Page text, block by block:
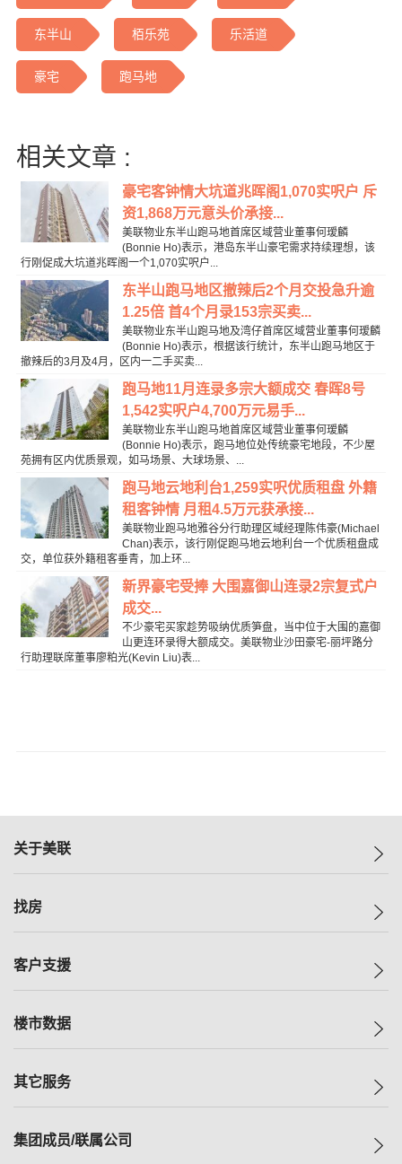
东半山 栢乐苑 乐活道
豪宅 跑马地
相关文章 :
豪宅客钟情大坑道兆晖阁1,070实呎户 斥
资1,868万元意头价承接...
美联物业东半山跑马地首席区域营业董事何瑷麟
(Bonnie Ho)表示，港岛东半山豪宅需求持续理想，该
行刚促成大坑道兆晖阁一个1,070实呎户...
东半山跑马地区撤辣后2个月交投急升逾
1.25倍 首4个月录153宗买卖...
美联物业东半山跑马地及湾仔首席区域营业董事何瑷麟
(Bonnie Ho)表示，根据该行统计，东半山跑马地区于
撤辣后的3月及4月，区内一二手买卖...
跑马地11月连录多宗大额成交 春晖8号
1,542实呎户4,700万元易手...
美联物业东半山跑马地首席区域营业董事何瑷麟
(Bonnie Ho)表示，跑马地位处传统豪宅地段，不少屋
苑拥有区内优质景观，如马场景、大球场景、...
跑马地云地利台1,259实呎优质租盘 外籍
租客钟情 月租4.5万元获承接...
美联物业跑马地雅谷分行助理区域经理陈伟豪(Michael
Chan)表示，该行刚促跑马地云地利台一个优质租盘成
交，单位获外籍租客垂青，加上环...
新界豪宅受捧 大围嘉御山连录2宗复式户
成交...
不少豪宅买家趁势吸纳优质笋盘，当中位于大围的嘉御
山更连环录得大额成交。美联物业沙田豪宅-丽坪路分
行助理联席董事廖粕光(Kevin Liu)表...
关于美联
美联集团
人才招募
找房
一手新房
减价
美联豪宅
独家楼盘
租房
客户支援
自助放盘
查询热线
按揭计算机
楼市数据
指数
历史成交
其它服务
小区专页
集团成员/联属公司